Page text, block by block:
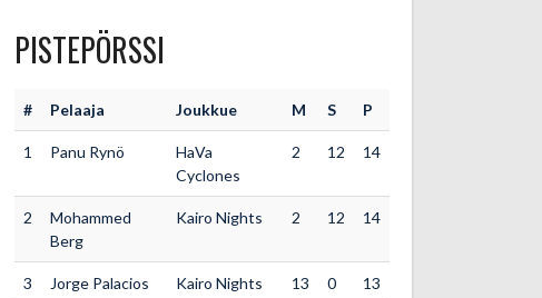
PISTEPÖRSSI
# Pelaaja Joukkue M S P
1 Panu Rynö
HaVa
Cyclones
2 12 14
2
Mohammed
Berg
Kairo Nights 2 12 14
3 Jorge Palacios Kairo Nights 13 0 13